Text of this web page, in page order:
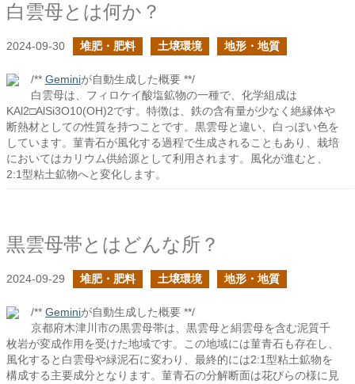
白雲母とは何か？
2024-09-30 堆肥・肥料 土壌環境 地形・地質
/** Geminiが自動生成した概要 **/
白雲母は、フィロケイ酸塩鉱物の一種で、化学組成は
KAl2□AlSi3O10(OH)2です。特徴は、鉄の含有量が少なく絶縁体や
断熱材としての性質を持つことです。黒雲母と違い、白っぽい色を
しています。菫青石が風化する過程で生成されることもあり、栽培
においてはカリウム供給源として利用されます。風化が進むと、
2:1型粘土鉱物へと変化します。
黒雲母帯とはどんな所？
2024-09-29 堆肥・肥料 土壌環境 地形・地質
/** Geminiが自動生成した概要 **/
京都府木津川市の黒雲母帯は、黒雲母と絹雲母を含む泥質千
枚岩が変成作用を受けた地域です。この地域には菫青石も存在し、
風化すると白雲母や緑泥石に変わり、最終的には2:1型粘土鉱物を
構成する主要成分となります。菫青石の分解断面は花びらの様に見